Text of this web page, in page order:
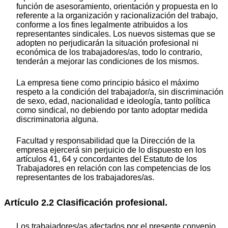
función de asesoramiento, orientación y propuesta en lo
referente a la organización y racionalización del trabajo,
conforme a los fines legalmente atribuidos a los
representantes sindicales. Los nuevos sistemas que se
adopten no perjudicarán la situación profesional ni
económica de los trabajadores/as, todo lo contrario,
tenderán a mejorar las condiciones de los mismos.
La empresa tiene como principio básico el máximo
respeto a la condición del trabajador/a, sin discriminación
de sexo, edad, nacionalidad e ideología, tanto política
como sindical, no debiendo por tanto adoptar medida
discriminatoria alguna.
Facultad y responsabilidad que la Dirección de la
empresa ejercerá sin perjuicio de lo dispuesto en los
artículos 41, 64 y concordantes del Estatuto de los
Trabajadores en relación con las competencias de los
representantes de los trabajadores/as.
Artículo 2.2 Clasificación profesional.